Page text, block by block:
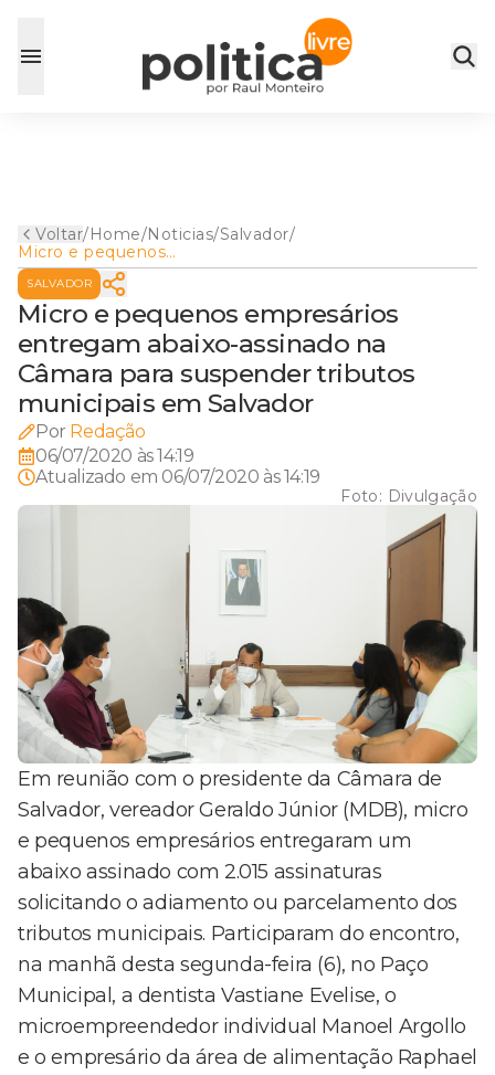
Voltar/Home/Noticias/Salvador/
Micro e pequenos
empresários entregam
abaixo-assinado na Câmara
para suspender tributos
municipais em Salvador
SALVADOR
Micro e pequenos empresários
entregam abaixo-assinado na
Câmara para suspender tributos
municipais em Salvador
Por Redação
06/07/2020 às 14:19
Atualizado em 06/07/2020 às 14:19
Foto: Divulgação
Em reunião com o presidente da Câmara de
Salvador, vereador Geraldo Júnior (MDB), micro
e pequenos empresários entregaram um
abaixo assinado com 2.015 assinaturas
solicitando o adiamento ou parcelamento dos
tributos municipais. Participaram do encontro,
na manhã desta segunda-feira (6), no Paço
Municipal, a dentista Vastiane Evelise, o
microempreendedor individual Manoel Argollo
e o empresário da área de alimentação Raphael